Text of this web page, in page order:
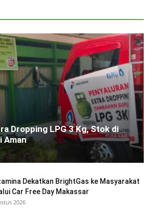
Dropping LPG 3 Kg, Stok di
Aman
Dekatkan BrightGas ke Masyarakat
Car Free Day Makassar
2026